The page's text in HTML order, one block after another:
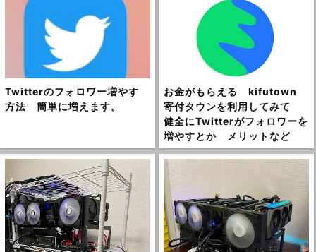
Twitterのフォロワー増やす
方法 簡単に増えます。
お金がもらえる kifutown
寄付タウンを利用してみて
健全にTwitterがフォロワーを
増やすとか メリットなど